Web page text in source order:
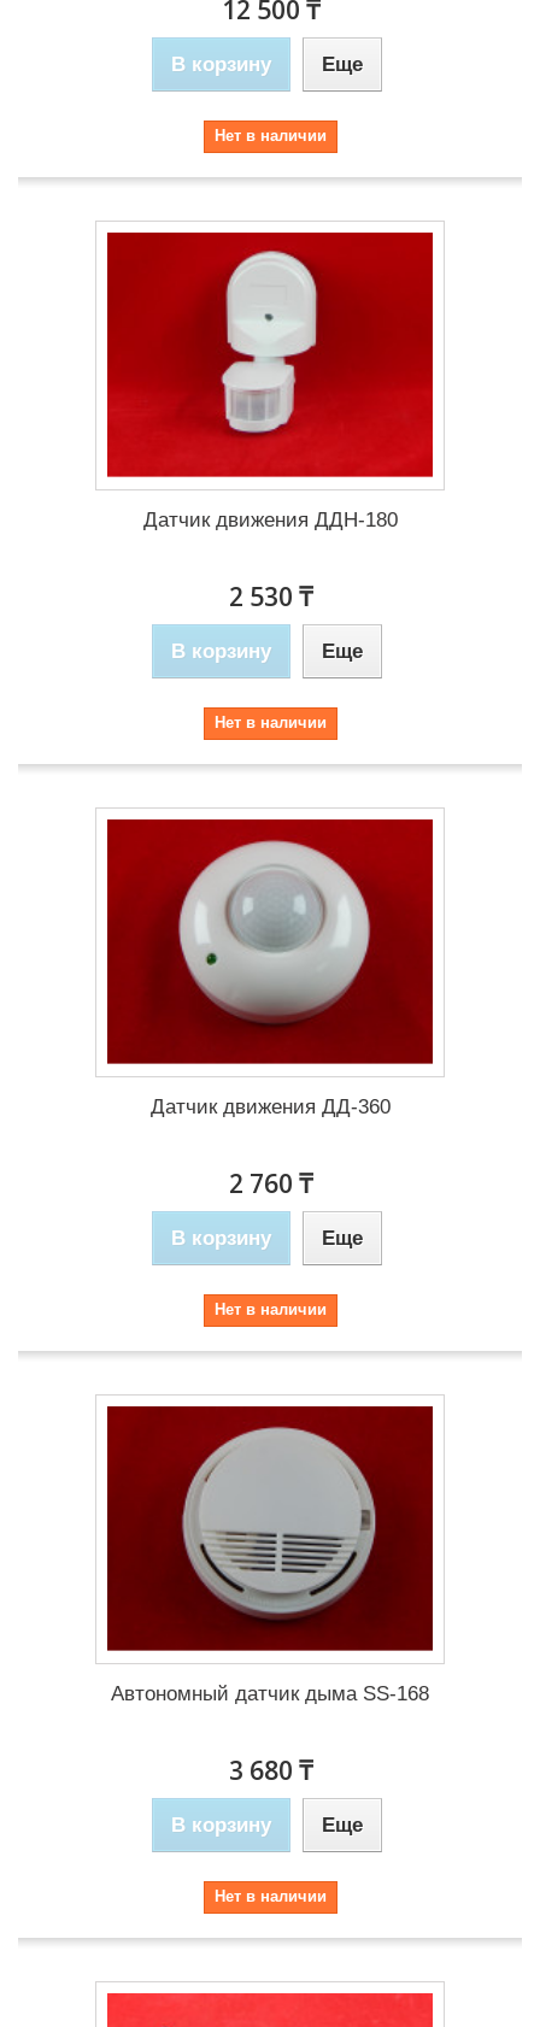
12 500 ₸
В корзину Еще
Нет в наличии
Датчик движения ДДН-180
2 530 ₸
В корзину Еще
Нет в наличии
Датчик движения ДД-360
2 760 ₸
В корзину Еще
Нет в наличии
Автономный датчик дыма SS-168
3 680 ₸
В корзину Еще
Нет в наличии